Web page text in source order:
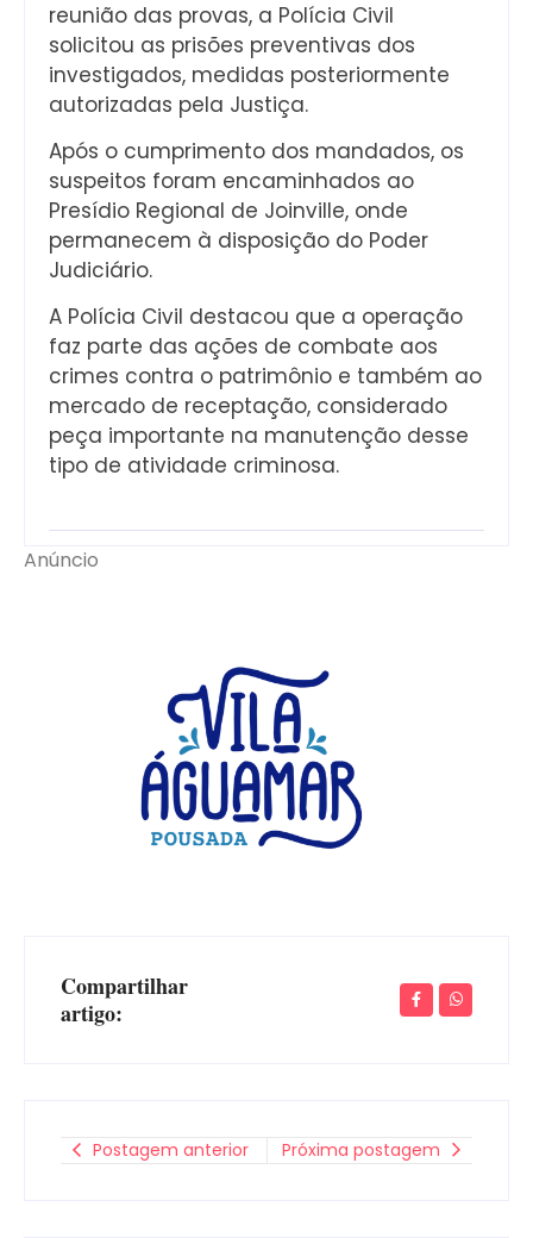
reunião das provas, a Polícia Civil
solicitou as prisões preventivas dos
investigados, medidas posteriormente
autorizadas pela Justiça.
Após o cumprimento dos mandados, os
suspeitos foram encaminhados ao
Presídio Regional de Joinville, onde
permanecem à disposição do Poder
Judiciário.
A Polícia Civil destacou que a operação
faz parte das ações de combate aos
crimes contra o patrimônio e também ao
mercado de receptação, considerado
peça importante na manutenção desse
tipo de atividade criminosa.
Anúncio
Compartilhar
artigo:
Postagem anterior Próxima postagem